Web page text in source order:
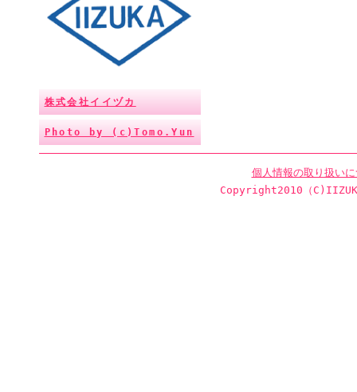
株式会社イイヅカ
Photo by (c)Tomo.Yun
個人情報の取り扱い
Copyright2010（